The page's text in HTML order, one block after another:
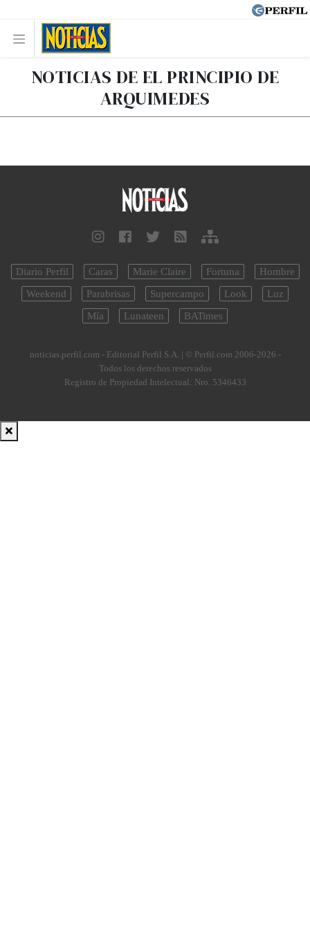
NOTICIAS DE EL PRINCIPIO DE
ARQUIMEDES
Diario Perfil Caras Marie Claire Fortuna
Hombre
Weekend
Parabrisas Supercampo Look
Luz
Mía
Lunateen BATimes
noticias.perfil.com - Editorial Perfil S.A. | © Perfil.com 2006-2026 -
Todos los derechos reservados
Registro de Propiedad Intelectual: Nro. 5346433